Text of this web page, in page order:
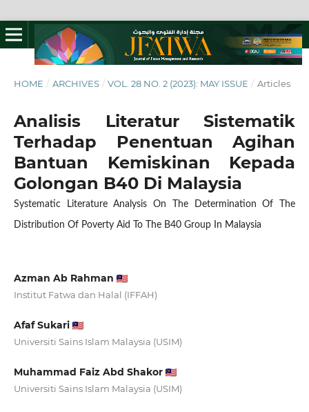
HOME / ARCHIVES / VOL. 28 NO. 2 (2023): MAY ISSUE / Articles
Analisis Literatur Sistematik
Terhadap Penentuan Agihan
Bantuan Kemiskinan Kepada
Golongan B40 Di Malaysia
Systematic Literature Analysis On The Determination Of The
Distribution Of Poverty Aid To The B40 Group In Malaysia
Azman Ab Rahman
Institut Fatwa dan Halal (IFFAH)
Afaf Sukari
Universiti Sains Islam Malaysia (USIM)
Muhammad Faiz Abd Shakor
Universiti Sains Islam Malaysia (USIM)